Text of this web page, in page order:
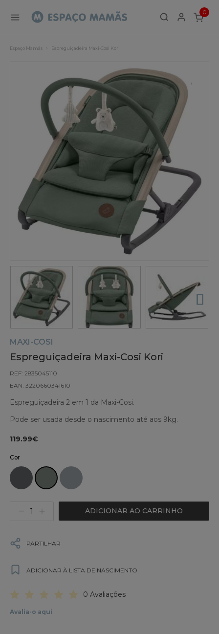
0
ITEMS
Espaço Mamãs Espreguiçadeira Maxi-Cosi Kori
MAXI-COSI
Espreguiçadeira Maxi-Cosi Kori
REF: 2835045110
EAN: 3220660341610
Espreguiçadeira 2 em 1 da Maxi-Cosi.
Pode ser usada desde o nascimento até aos 9kg.
119.99€
Cor
ADICIONAR AO CARRINHO
PARTILHAR
ADICIONAR À LISTA DE NASCIMENTO
0 Avaliações
Avalia-o aqui